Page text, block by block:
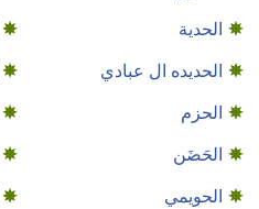
الحدية
الحديده ال عبادي
الحزم
الحَضَن
الحويمي